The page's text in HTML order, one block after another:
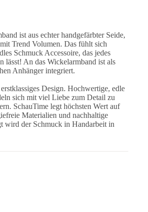
ist aus echter handgefärbter Seide,
Trend Volumen. Das fühlt sich
Schmuck Accessoire, das jedes
lässt! An das Wickelarmband ist als
Anhänger integriert.
Design. Hochwertige, edle
sich mit viel Liebe zum Detail zu
SchauTime legt höchsten Wert auf
Materialien und nachhaltige
wird der Schmuck in Handarbeit in